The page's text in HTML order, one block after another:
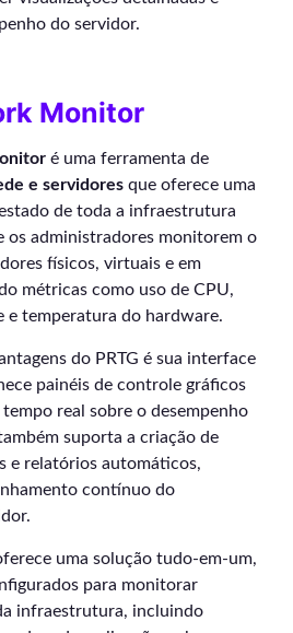
do servidor.
Monitor
é uma ferramenta de
e servidores que oferece uma
de toda a infraestrutura
os administradores monitorem o
físicos, virtuais e em
métricas como uso de CPU,
e temperatura do hardware.
do PRTG é sua interface
painéis de controle gráficos
real sobre o desempenho
suporta a criação de
e relatórios automáticos,
contínuo do
uma solução tudo-em-um,
para monitorar
infraestrutura, incluindo